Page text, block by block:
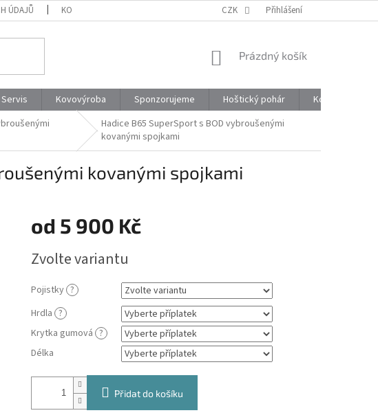
ÚDAJŮ KONTAKTY CZK Přihlášení
NÁKUPNÍ
Prázdný košík
Servis Kovovýroba Sponzorujeme Hoštický pohár Kontakty
Hadice B65 SuperSport s BOD vybroušenými
kovanými spojkami
kovanými spojkami
od 5 900 Kč
cena:
Zvolte variantu
Pojistky ?
Hrdla ?
Krytka gumová ?
Délka
Přidat do košíku